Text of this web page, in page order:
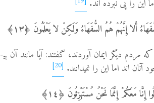
این را پی نبرده اند.
أَلا إِنَّهُمْ هُمُ السُّفَهَاءُ وَلَکِنْ لا یَعْلَمُونَ ﴿١٣﴾
13- و هنگامی­که به آنان گفته شد چنان ایمان بیاورید که مردم دیگر ایمان آوردند، گفتند: آیا مانند آن بی­
اند اما این را نمی­دانند. [20]
إِنَّا مَعَکُمْ إِنَّمَا نَحْنُ مُسْتَهْزِئُونَ ﴿١٤﴾